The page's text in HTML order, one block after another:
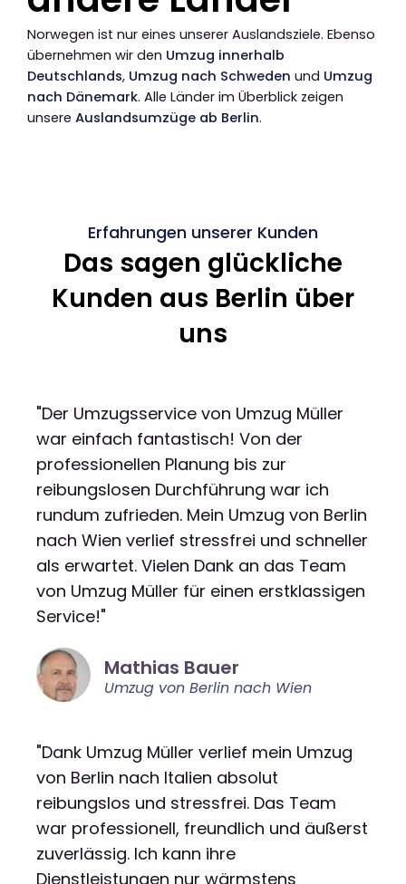
Norwegen ist nur eines unserer Auslandsziele. Ebenso
übernehmen wir den Umzug innerhalb
Deutschlands, Umzug nach Schweden und Umzug
nach Dänemark. Alle Länder im Überblick zeigen
unsere Auslandsumzüge ab Berlin.
Erfahrungen unserer Kunden
Das sagen glückliche
Kunden aus Berlin über
uns
"Der Umzugsservice von Umzug Müller
war einfach fantastisch! Von der
professionellen Planung bis zur
reibungslosen Durchführung war ich
rundum zufrieden. Mein Umzug von Berlin
nach Wien verlief stressfrei und schneller
als erwartet. Vielen Dank an das Team
von Umzug Müller für einen erstklassigen
Service!"
Mathias Bauer
Umzug von Berlin nach Wien
"Dank Umzug Müller verlief mein Umzug
von Berlin nach Italien absolut
reibungslos und stressfrei. Das Team
war professionell, freundlich und äußerst
zuverlässig. Ich kann ihre
Dienstleistungen nur wärmstens